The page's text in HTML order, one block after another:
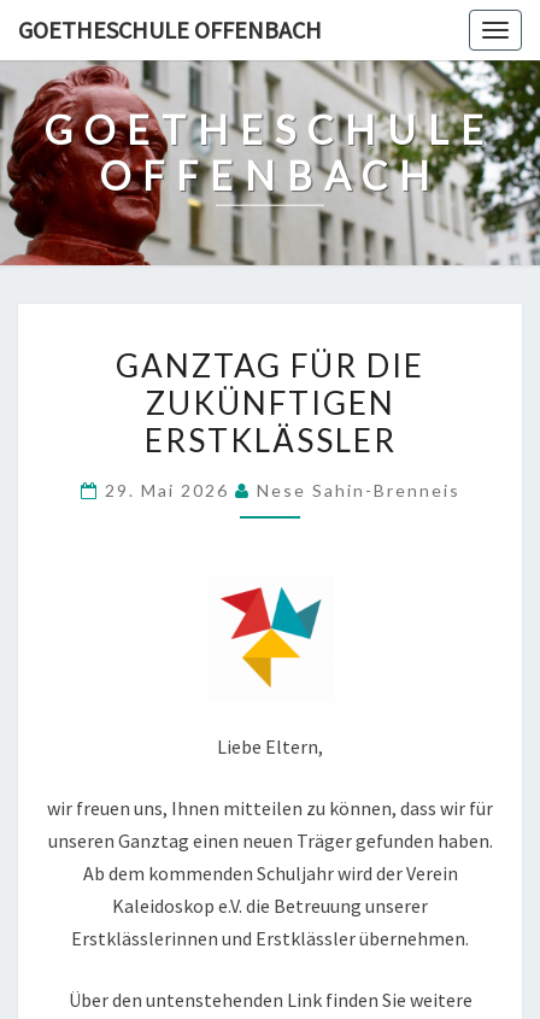
content
GOETHESCHULE OFFENBACH
GOETHESCHULE
OFFENBACH
FÜR
DIE
ZUKÜNFTIGEN
GANZTAG FÜR DIE
ZUKÜNFTIGEN
ERSTKLÄSSLER
29. Mai 2026 Nese Sahin-Brenneis
Liebe Eltern,
wir freuen uns, Ihnen mitteilen zu können, dass wir für
unseren Ganztag einen neuen Träger gefunden haben.
Ab dem kommenden Schuljahr wird der Verein
Kaleidoskop e.V. die Betreuung unserer
Erstklässlerinnen und Erstklässler übernehmen.
Über den untenstehenden Link finden Sie weitere